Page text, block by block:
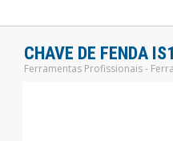
CHAVE DE FENDA
Ferramentas Profissionais -